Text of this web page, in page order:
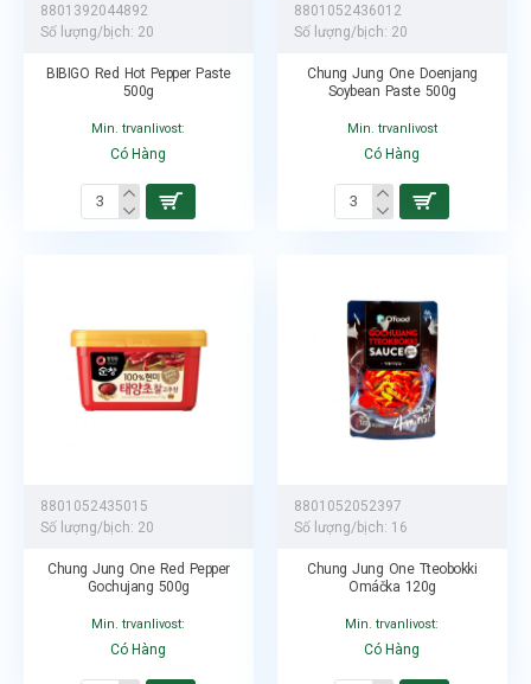
8801392044892
Số lượng/bịch: 20
BIBIGO Red Hot Pepper Paste
500g
Min. trvanlivost:
Có Hàng
8801052436012
Số lượng/bịch: 20
Chung Jung One Doenjang
Soybean Paste 500g
Min. trvanlivost
Có Hàng
8801052435015
Số lượng/bịch: 20
Chung Jung One Red Pepper
Gochujang 500g
Min. trvanlivost:
Có Hàng
8801052052397
Số lượng/bịch: 16
Chung Jung One Tteobokki
Omáčka 120g
Min. trvanlivost:
Có Hàng